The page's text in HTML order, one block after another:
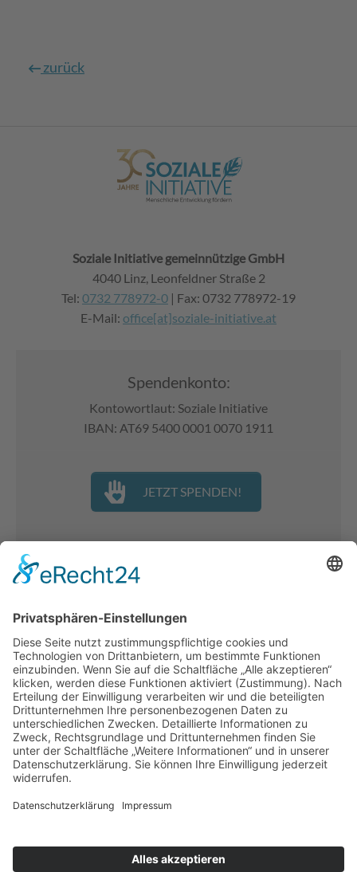
zurück
Soziale Initiative gemeinnützige GmbH
4040 Linz, Leonfeldner Straße 2
Tel: 0732 778972-0 | Fax: 0732 778972-19
E-Mail: office[at]soziale-initiative.at
Spendenkonto:
Kontowortlaut: Soziale Initiative
IBAN: AT69 5400 0001 0070 1911
JETZT SPENDEN!
Spenden
Unterstützer:innen
Kooperationen
Downloadcenter
Pressecenter
Interner Servicebereich
Datenbank SocialDB
Impressum
Sitemap